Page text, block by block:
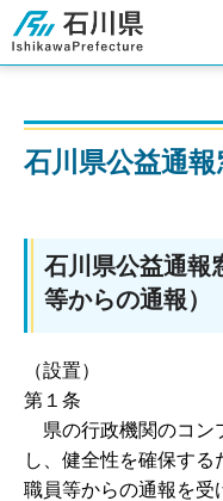
石川県
石川県公益通
石川県公益通報
等からの通報）
（設置）
第１条
県の行政機関のコン
し、健全性を確保す
職員等からの通報を受